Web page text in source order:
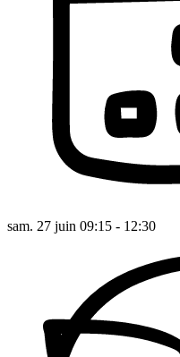
sam. 27 juin 09:15 - 12:30